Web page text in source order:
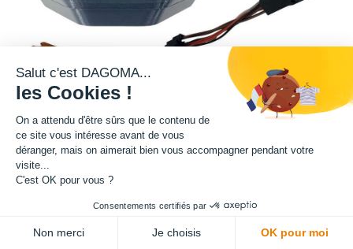
⚠️ BUSE 0.4 MM. ATTENTION TÊTE COMPATIBLE NEVA SEULEMENT ⚠️
Les livraisons pourront être assurées en J+4 maximum.
Vous possédez une NEVA ? Faites évoluer votre imprimante avec la tête
d’impression SIGMA qui rassemble le meilleur des dernières
Salut c'est DAGOMA...
les Cookies !
On a attendu d'être sûrs que le contenu de
ce site vous intéresse avant de vous
déranger, mais on aimerait bien vous accompagner pendant votre
visite...
C'est OK pour vous ?
Consentements certifiés par
Non merci Je choisis OK pour moi